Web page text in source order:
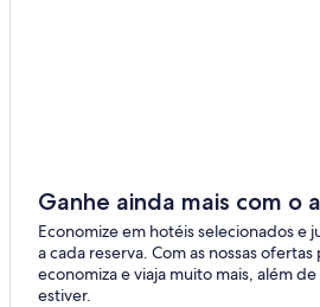
Ganhe ainda mais com o
Economize em hotéis selecionados e
a cada reserva. Com as nossas
economiza e viaja muito mais, além
estiver.